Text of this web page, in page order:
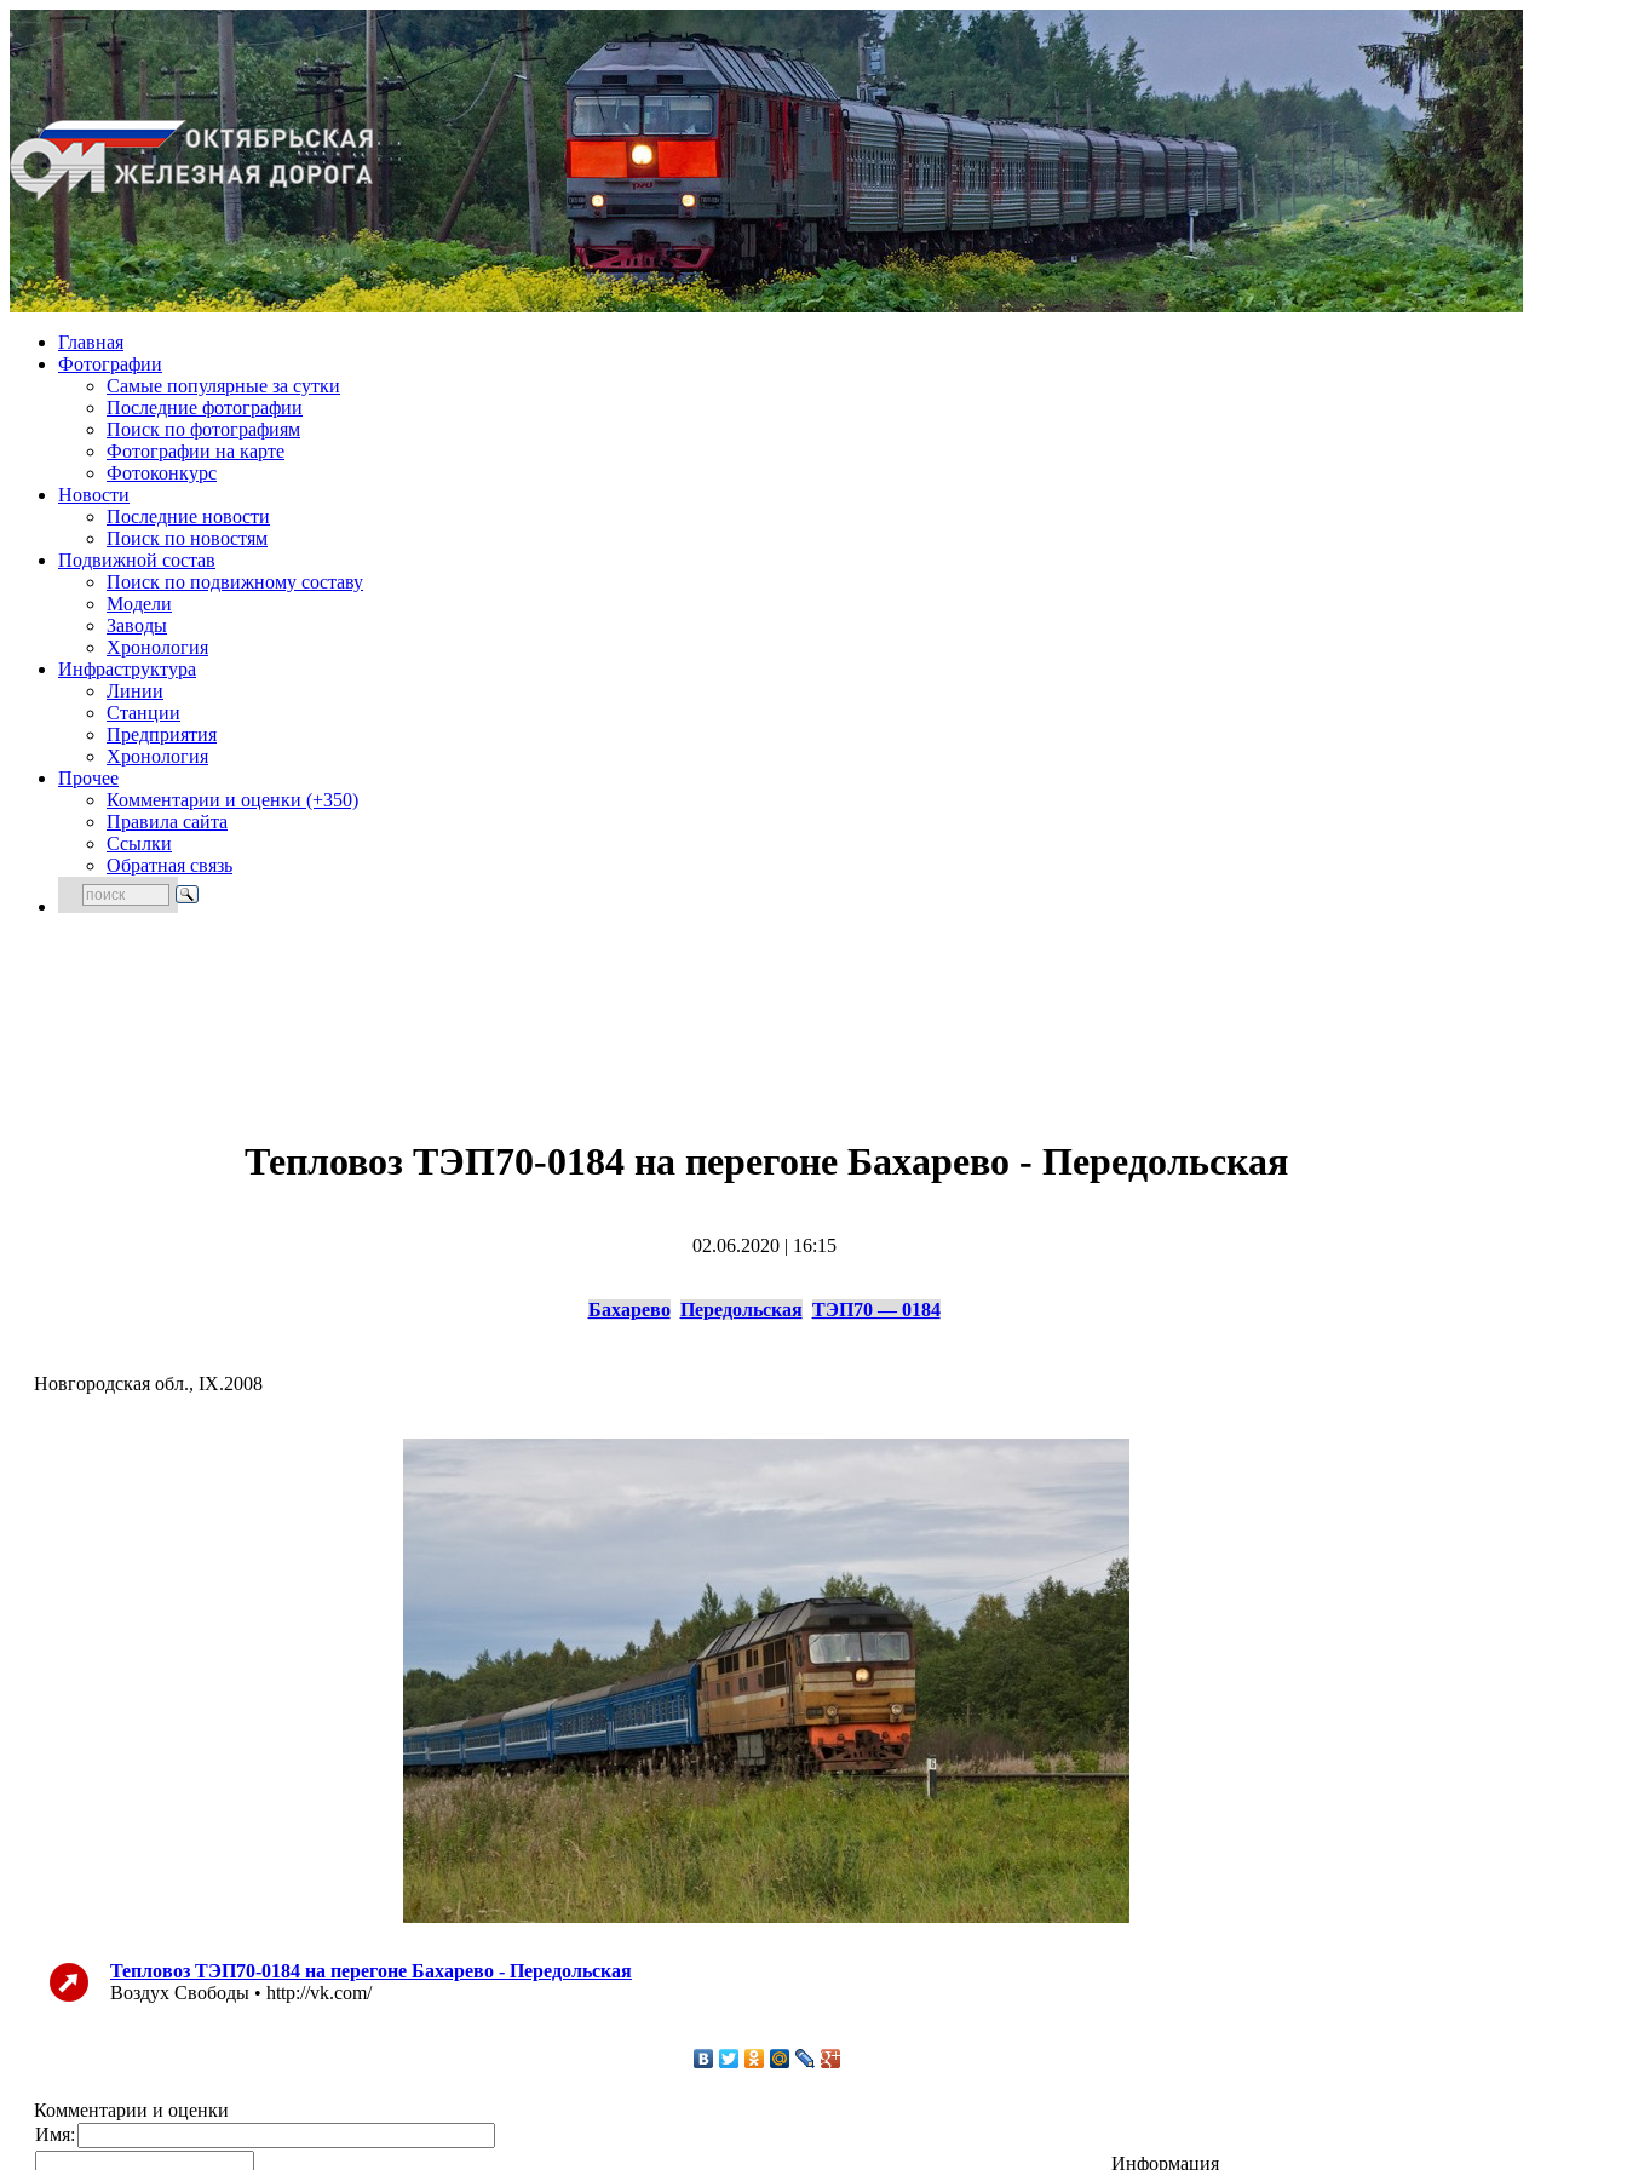
Главная
Фотографии
Cамые популярные за сутки
Последние фотографии
Поиск по фотографиям
Фотографии на карте
Фотоконкурс
Новости
Последние новости
Поиск по новостям
Подвижной состав
Поиск по подвижному составу
Модели
Заводы
Хронология
Инфраструктура
Линии
Станции
Предприятия
Хронология
Прочее
Комментарии и оценки (+350)
Правила сайта
Ссылки
Обратная связь
Тепловоз ТЭП70-0184 на перегоне Бахарево - Передольская
02.06.2020| 16:15
Бахарево Передольская ТЭП70 — 0184
Новгородская обл., IX.2008
Тепловоз ТЭП70-0184 на перегоне Бахарево - Передольская
Воздух Свободы • http://vk.com/
Комментарии и оценки
Имя:
Информация